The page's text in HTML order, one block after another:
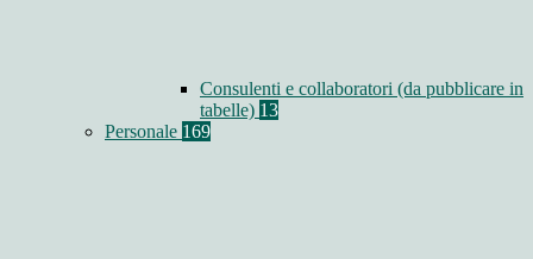
Consulenti e collaboratori (da pubblicare in
tabelle) 13
Personale 169